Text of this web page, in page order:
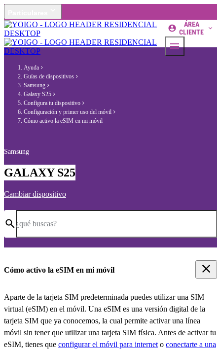
ÁREA
CLIENTE
Ayuda
Guías de dispositivos
Samsung
Galaxy S25
Configura tu dispositivo
Configuración y primer uso del móvil
Cómo activo la eSIM en mi móvil
Samsung
GALAXY S25
Cambiar dispositivo
¿qué buscas?
Cómo activo la eSIM en mi móvil
Aparte de la tarjeta SIM predeterminada puedes utilizar una SIM
virtual (eSIM) en el móvil. Una eSIM es una versión digital de la
tarjeta SIM que ya conocemos, la cual permite activar una línea
móvil sin tener que utilizar una tarjeta SIM física. Antes de activar tu
eSIM, tienes que configurar el móvil para internet o conectarte a una